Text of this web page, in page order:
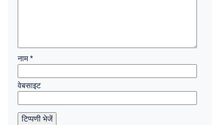
नाम*
वेबसाइट
टिप्पणी भेजें